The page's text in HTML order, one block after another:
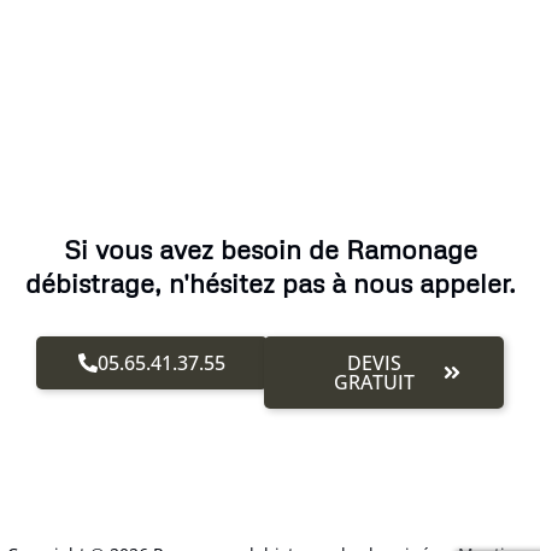
Si vous avez besoin de Ramonage
débistrage, n'hésitez pas à nous appeler.
05.65.41.37.55 DEVIS
GRATUIT